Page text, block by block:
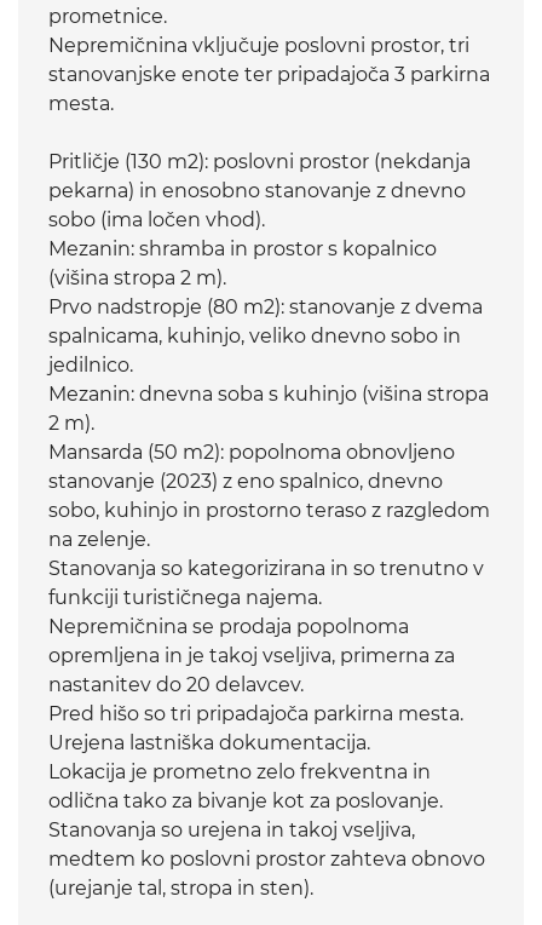
prometnice.
Nepremičnina vključuje poslovni prostor, tri
stanovanjske enote ter pripadajoča 3 parkirna
mesta.
Pritličje (130 m2): poslovni prostor (nekdanja
pekarna) in enosobno stanovanje z dnevno
sobo (ima ločen vhod).
Mezanin: shramba in prostor s kopalnico
(višina stropa 2 m).
Prvo nadstropje (80 m2): stanovanje z dvema
spalnicama, kuhinjo, veliko dnevno sobo in
jedilnico.
Mezanin: dnevna soba s kuhinjo (višina stropa
2 m).
Mansarda (50 m2): popolnoma obnovljeno
stanovanje (2023) z eno spalnico, dnevno
sobo, kuhinjo in prostorno teraso z razgledom
na zelenje.
Stanovanja so kategorizirana in so trenutno v
funkciji turističnega najema.
Nepremičnina se prodaja popolnoma
opremljena in je takoj vseljiva, primerna za
nastanitev do 20 delavcev.
Pred hišo so tri pripadajoča parkirna mesta.
Urejena lastniška dokumentacija.
Lokacija je prometno zelo frekventna in
odlična tako za bivanje kot za poslovanje.
Stanovanja so urejena in takoj vseljiva,
medtem ko poslovni prostor zahteva obnovo
(urejanje tal, stropa in sten).